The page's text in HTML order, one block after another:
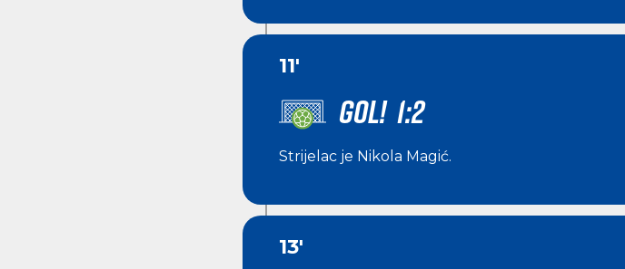
11'
GOL! 1:2
Strijelac je Nikola Magić.
13'